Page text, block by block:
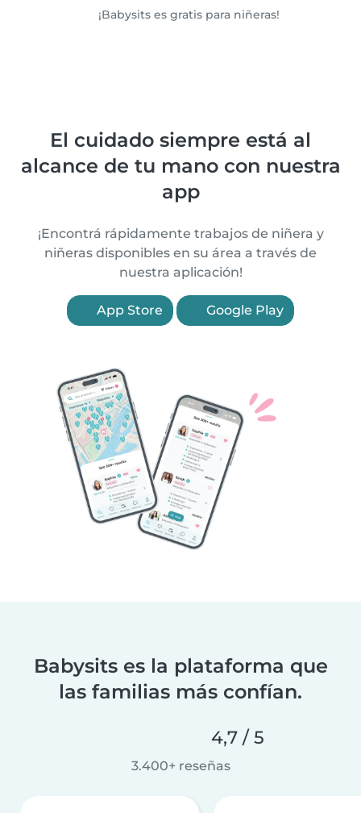
¡Babysits es gratis para niñeras!
El cuidado siempre está al
alcance de tu mano con nuestra
app
¡Encontrá rápidamente trabajos de niñera y
niñeras disponibles en su área a través de
nuestra aplicación!
App Store Google Play
Babysits es la plataforma que
las familias más confían.
4,7 / 5
3.400+ reseñas